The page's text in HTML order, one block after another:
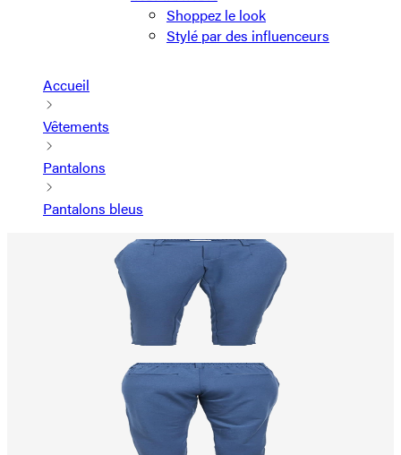
Shoppez le look
Stylé par des influenceurs
Accueil
Vêtements
Pantalons
Pantalons bleus